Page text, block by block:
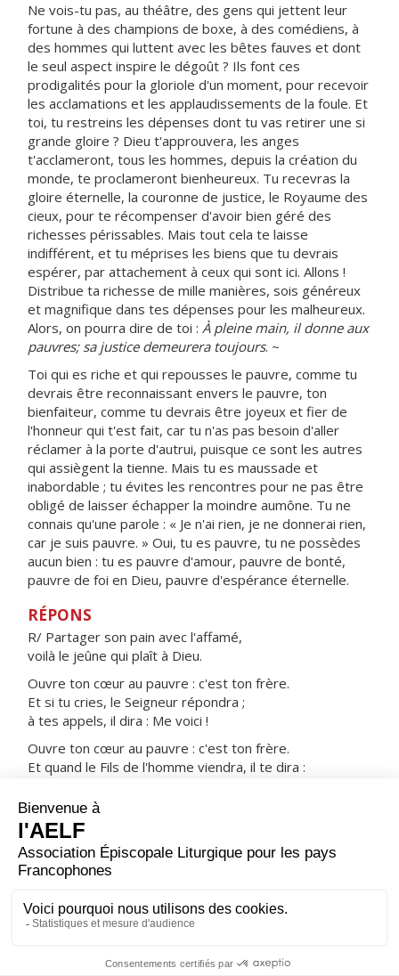
Ne vois-tu pas, au théâtre, des gens qui jettent leur
fortune à des champions de boxe, à des comédiens, à
des hommes qui luttent avec les bêtes fauves et dont
le seul aspect inspire le dégoût ? Ils font ces
prodigalités pour la gloriole d'un moment, pour recevoir
les acclamations et les applaudissements de la foule. Et
toi, tu restreins les dépenses dont tu vas retirer une si
grande gloire ? Dieu t'approuvera, les anges
t'acclameront, tous les hommes, depuis la création du
monde, te proclameront bienheureux. Tu recevras la
gloire éternelle, la couronne de justice, le Royaume des
cieux, pour te récompenser d'avoir bien géré des
richesses périssables. Mais tout cela te laisse
indifférent, et tu méprises les biens que tu devrais
espérer, par attachement à ceux qui sont ici. Allons !
Distribue ta richesse de mille manières, sois généreux
et magnifique dans tes dépenses pour les malheureux.
Alors, on pourra dire de toi : À pleine main, il donne aux
pauvres; sa justice demeurera toujours. ~
Toi qui es riche et qui repousses le pauvre, comme tu
devrais être reconnaissant envers le pauvre, ton
bienfaiteur, comme tu devrais être joyeux et fier de
l'honneur qui t'est fait, car tu n'as pas besoin d'aller
réclamer à la porte d'autrui, puisque ce sont les autres
qui assiègent la tienne. Mais tu es maussade et
inabordable ; tu évites les rencontres pour ne pas être
obligé de laisser échapper la moindre aumône. Tu ne
connais qu'une parole : « Je n'ai rien, je ne donnerai rien,
car je suis pauvre. » Oui, tu es pauvre, tu ne possèdes
aucun bien : tu es pauvre d'amour, pauvre de bonté,
pauvre de foi en Dieu, pauvre d'espérance éternelle.
RÉPONS
R/ Partager son pain avec l'affamé,
voilà le jeûne qui plaît à Dieu.
Ouvre ton cœur au pauvre : c'est ton frère.
Et si tu cries, le Seigneur répondra ;
à tes appels, il dira : Me voici !
Ouvre ton cœur au pauvre : c'est ton frère.
Et quand le Fils de l'homme viendra, il te dira :
ORAISON
Dieu éternel et tout-puissant, augmente en nous la foi,
obtenir ce que tu promets, fais-nous aimer ce que tu
commandes.